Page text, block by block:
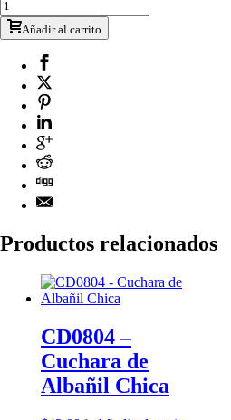
Añadir al carrito
Productos relacionados
CD0804 –
Cuchara de
Albañil Chica